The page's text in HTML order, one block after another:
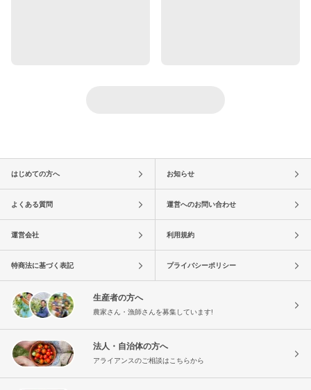
はじめての方へ お知らせ
よくある質問 運営へのお問い合わせ
運営会社 利用規約
特商法に基づく表記 プライバシーポリシー
生産者の方へ
農家さん・漁師さんを募集しています!
法人・自治体の方へ
アライアンスのご相談はこちらから